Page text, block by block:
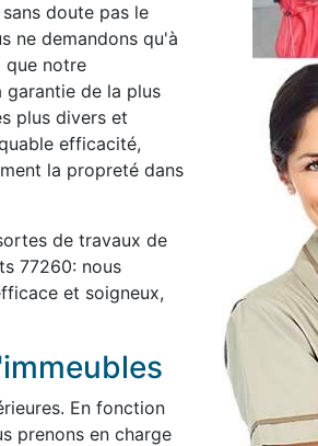
doute pas le
ne demandons qu'à
que notre
garantie de la plus
plus divers et
efficacité,
la propreté dans
de travaux de
77260: nous
et soigneux,
En fonction
prenons en charge